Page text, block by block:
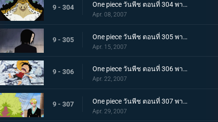
9 - 304 One piece วันพีช ตอนที่ 304 พากย์ไทย ไม่ชนะก็ปกป้องไม่ได้! เดินหน้าเกียร์สาม!
Apr. 08, 2007
9 - 305 One piece วันพีช ตอนที่ 305 พากย์ไทย อดีตที่น่าสะพรึงกลัว! ความยุติธรรมที่มืดมิด กับ ร๊อบ ลุจจิ
Apr. 15, 2007
9 - 306 One piece วันพีช ตอนที่ 306 พากย์ไทย นางเงือกมายาปรากฏตัว? ท่ามกลางสติที่เลือนลาง
Apr. 22, 2007
9 - 307 One piece วันพีช ตอนที่ 307 พากย์ไทย เกาะกำลังจมด้วยปืนใหญ่! การคัดค้านทั้งน้ำตาของแฟรงกี้!
Apr. 29, 2007